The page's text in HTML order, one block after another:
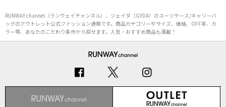
RUNWAY channel（ランウェイチャンネル）、ジェイダ（GYDA）のスーツケース/キャリーバ
ッグのアウトレット公式ファッション通販です。商品カテゴリーやサイズ、価格、OFF率、カ
ラー等、あなたのこだわり条件から探せます。人気・おすすめ商品も満載！